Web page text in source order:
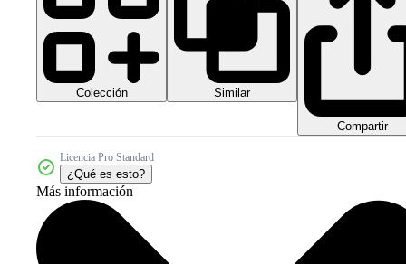
Colección Similar
Compartir
Licencia Pro Standard
¿Qué es esto?
Más información